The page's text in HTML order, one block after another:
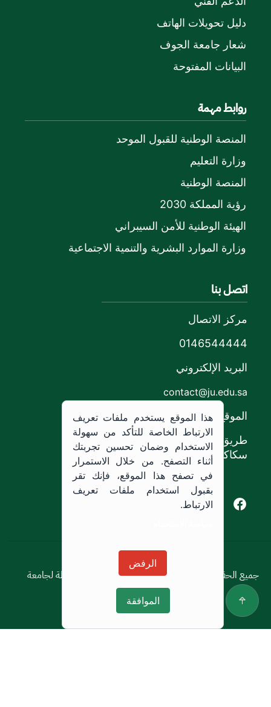
دليل تحويلات الهاتف
شعار جامعة الجوف
البيانات المفتوحة
روابط مهمة
المنصة الوطنية للقبول الموحد
وزارة التعليم
المنصة الوطنية
رؤية المملكة 2030
الهيئة الوطنية للأمن السيبراني
وزارة الموارد البشرية والتنمية الاجتماعية
اتصل بنا
مركز الاتصال
0146544444
البريد الإلكتروني
contact@ju.edu.sa
الموقع
طريق الملك خالد،
سكاكا, المملكة العربية السعودية.
Facebook of Jouf University
X of Jouf University
سياسة الاستخدام
جميع الحقوق محفوظة © 2026 جميع الحقوق محفوظة لجامعة
الجوف
هذا الموقع يستخدم ملفات تعريف
الارتباط الخاصة للتأكد من سهولة
الاستخدام وضمان تحسين تجربتك
أثناء التصفح. من خلال الاستمرار
في تصفح هذا الموقع، فإنك تقر
بقبول استخدام ملفات تعريف
الارتباط.
الرفض
الموافقة